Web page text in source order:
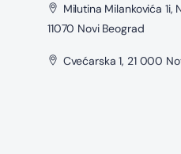
Milutina Milankovića 1i,
11070 Novi Beograd
Cvećarska 1, 21 000